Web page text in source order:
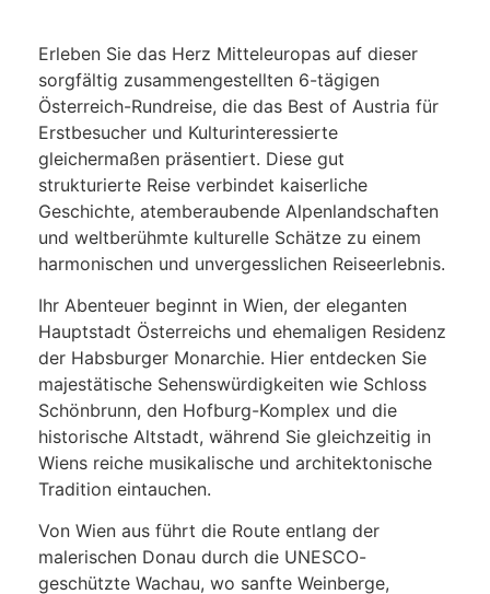
Erleben Sie das Herz Mitteleuropas auf dieser
sorgfältig zusammengestellten 6-tägigen
Österreich-Rundreise, die das Best of Austria für
Erstbesucher und Kulturinteressierte
gleichermaßen präsentiert. Diese gut
strukturierte Reise verbindet kaiserliche
Geschichte, atemberaubende Alpenlandschaften
und weltberühmte kulturelle Schätze zu einem
harmonischen und unvergesslichen Reiseerlebnis.
Ihr Abenteuer beginnt in Wien, der eleganten
Hauptstadt Österreichs und ehemaligen Residenz
der Habsburger Monarchie. Hier entdecken Sie
majestätische Sehenswürdigkeiten wie Schloss
Schönbrunn, den Hofburg-Komplex und die
historische Altstadt, während Sie gleichzeitig in
Wiens reiche musikalische und architektonische
Tradition eintauchen.
Von Wien aus führt die Route entlang der
malerischen Donau durch die UNESCO-
geschützte Wachau, wo sanfte Weinberge,